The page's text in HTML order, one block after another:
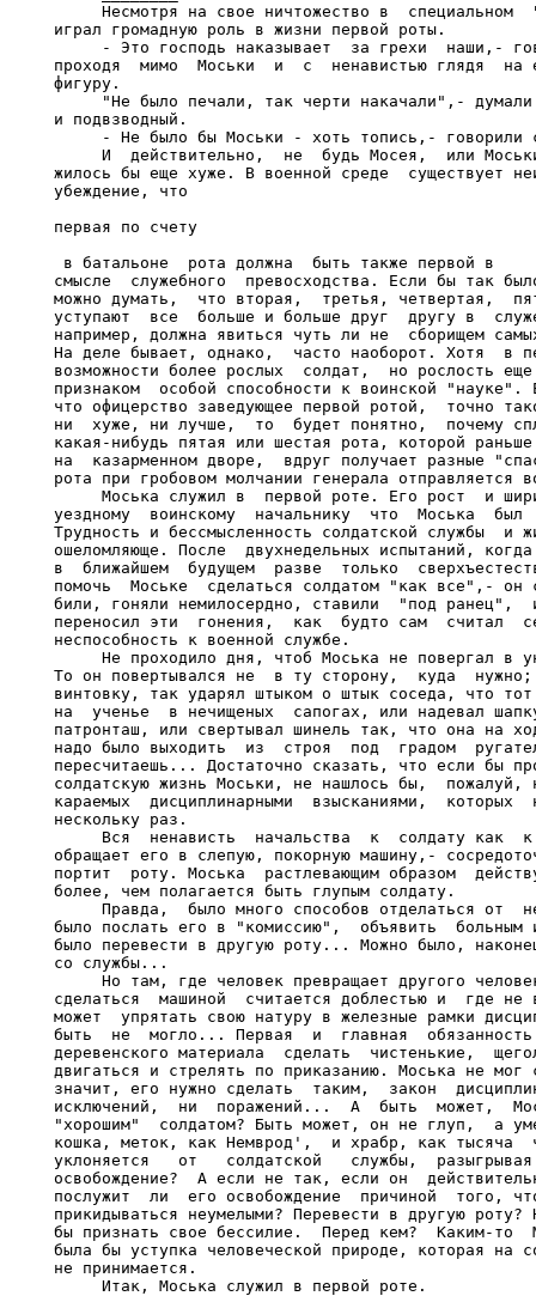
Несмотря на свое ничтожество в  специальном
играл громадную роль в жизни первой роты.
- Это господь наказывает  за грехи  наши,-
проходя  мимо  Моськи  и  с  ненавистью глядя  на
фигуру.
"Не было печали, так черти накачали",-
и подвзводный.
- Не было бы Моськи - хоть топись,- говорили
И  действительно,  не  будь Мосея,  или
жилось бы еще хуже. В военной среде  существует
убеждение, что
первая по счету
в батальоне  рота должна  быть также первой в
смысле  служебного  превосходства. Если бы так
можно думать,  что вторая,  третья, четвертая,
уступают  все  больше и больше друг  другу в
например, должна явиться чуть ли не  сборищем
На деле бывает, однако,  часто наоборот. Хотя  в
возможности более рослых  солдат,  но рослость
признаком  особой способности к воинской
что офицерство заведующее первой ротой,  точно
ни  хуже, ни лучше,  то  будет понятно,  почему
какая-нибудь пятая или шестая рота, которой
на  казарменном дворе,  вдруг получает разные
рота при гробовом молчании генерала отправляется
Моська служил в  первой роте. Его рост  и
уездному  воинскому  начальнику  что  Моська
Трудность и бессмысленность солдатской службы  и
ошеломляюще. После  двухнедельных испытаний,
в  ближайшем  будущем  разве  только
помочь  Моське  сделаться солдатом "как все",- он
били, гоняли немилосердно, ставили  "под ранец",
переносил эти  гонения,  как  будто сам  считал
неспособность к военной службе.
Не проходило дня, чтоб Моська не повергал в
То он повертывался не  в ту сторону,  куда
винтовку, так ударял штыком о штык соседа, что
на  ученье  в нечищеных  сапогах, или надевал
патронташ, или свертывал шинель так, что она на
надо было выходить  из  строя  под  градом
пересчитаешь... Достаточно сказать, что если бы
солдатскую жизнь Моськи, не нашлось бы,  пожалуй,
караемых  дисциплинарными  взысканиями,  которых
нескольку раз.
Вся  ненависть  начальства  к  солдату как
обращает его в слепую, покорную машину,-
портит  роту. Моська  растлевающим образом
более, чем полагается быть глупым солдату.
Правда,  было много способов отделаться от
было послать его в "комиссию",  объявить  больным
было перевести в другую роту... Можно было,
со службы...
Но там, где человек превращает другого
сделаться  машиной  считается доблестью и  где
может  упрятать свою натуру в железные рамки
быть  не  могло... Первая  и  главная
деревенского материала  сделать  чистенькие,
двигаться и стрелять по приказанию. Моська не мог
значит, его нужно сделать  таким,  закон
исключений,  ни  поражений...  А  быть  может,
"хорошим"  солдатом? Быть может, он не глуп,  а
кошка, меток, как Немврод',  и храбр, как тысяча
уклоняется   от   солдатской   службы,
освобождение?  А если не так, если он
послужит  ли  его освобождение  причиной  того,
прикидываться неумелыми? Перевести в другую
бы признать свое бессилие.  Перед кем?  Каким-
была бы уступка человеческой природе, которая на
не принимается.
     Итак, Моська служил в первой роте.